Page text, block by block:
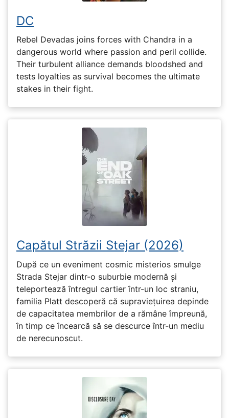
DC
Rebel Devadas joins forces with Chandra in a
dangerous world where passion and peril collide.
Their turbulent alliance demands bloodshed and
tests loyalties as survival becomes the ultimate
stakes in their fight.
Capătul Străzii Stejar (2026)
După ce un eveniment cosmic misterios smulge
Strada Stejar dintr-o suburbie modernă și
teleportează întregul cartier într-un loc straniu,
familia Platt descoperă că supraviețuirea depinde
de capacitatea membrilor de a rămâne împreună,
în timp ce încearcă să se descurce într-un mediu
de nerecunoscut.